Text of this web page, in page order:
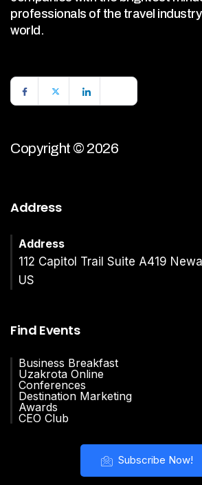
professionals of the travel
world.
Copyright © 2026
Address
Address
112 Capitol Trail Suite A419
US
Find Events
Business Breakfast
Uzakrota Online
Conferences
Destination Marketing
Awards
CEO Club
Subscribe Now!